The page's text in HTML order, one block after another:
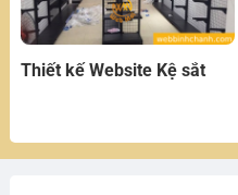
Thiết kế Website Kệ sắt